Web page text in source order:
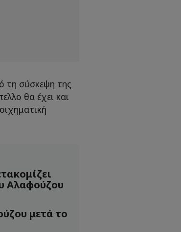
τη σύσκεψη της
θα έχει και
Αλαφούζου
μετά το